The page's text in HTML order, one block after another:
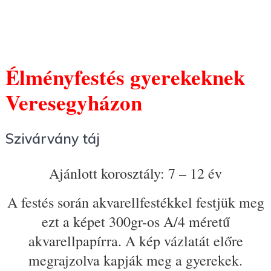
Élményfestés gyerekeknek
Veresegyházon
Szivárvány táj
Ajánlott korosztály: 7 – 12 év
A festés során akvarellfestékkel festjük meg
ezt a képet 300gr-os A/4 méretű
akvarellpapírra. A kép vázlatát előre
megrajzolva kapják meg a gyerekek.